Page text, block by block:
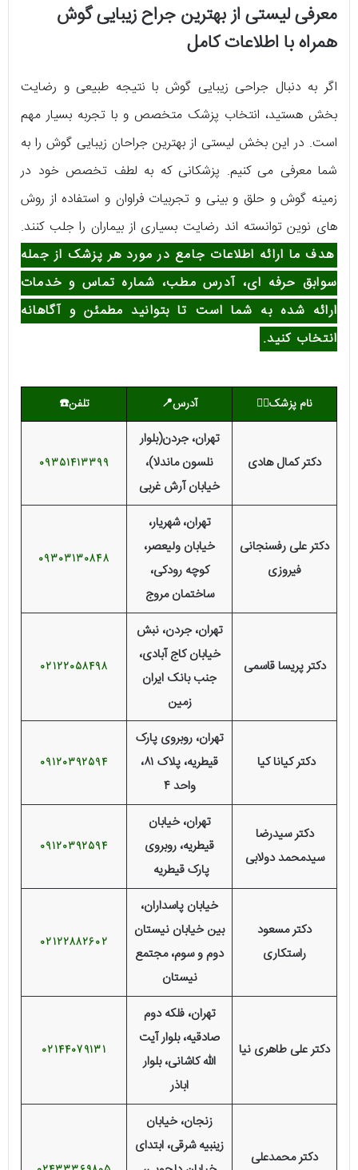
معرفی لیستی از بهترین جراح زیبایی گوش
همراه با اطلاعات کامل
اگر به دنبال جراحی زیبایی گوش با نتیجه طبیعی و رضایت
بخش هستید، انتخاب پزشک متخصص و با تجربه بسیار مهم
است. در این بخش لیستی از بهترین جراحان زیبایی گوش را به
شما معرفی می کنیم. پزشکانی که به لطف تخصص خود در
زمینه گوش و حلق و بینی و تجربیات فراوان و استفاده از روش
های نوین توانسته اند رضایت بسیاری از بیماران را جلب کنند.
هدف ما ارائه اطلاعات جامع در مورد هر پزشک از جمله
سوابق حرفه ای، آدرس مطب، شماره تماس و خدمات
ارائه شده به شما است تا بتوانید مطمئن و آگاهانه
انتخاب کنید.
نام پزشک👨‍⚕️ آدرس📍 تلفن☎️
دکتر کمال هادی
تهران، جردن(بلوار
نلسون ماندلا)،
خیابان آرش غربی
09351413399
دکتر علی رفسنجانی
فیروزی
تهران، شهریار،
خیابان ولیعصر،
کوچه رودکی،
ساختمان مروج
09303130848
دکتر پریسا قاسمی
تهران، جردن، نبش
خیابان کاج آبادی،
جنب بانک ایران
زمین
02122058498
دکتر کیانا کیا
تهران، روبروی پارک
قیطریه، پلاک ۸۱،
واحد ۴
09120392594
دکتر سیدرضا
سیدمحمد دولابی
تهران، خیابان
قیطریه، روبروی
پارک قیطریه
09120392594
دکتر مسعود
راستکاری
خیابان پاسداران،
بین خیابان نیستان
دوم و سوم، مجتمع
نیستان
02122882602
دکتر علی طاهری نیا
تهران، فلکه دوم
صادقیه، بلوار آیت
الله کاشانی، بلوار
اباذر
02144079131
دکتر محمدعلی
زنجان، خیابان
زینبیه شرقی، ابتدای